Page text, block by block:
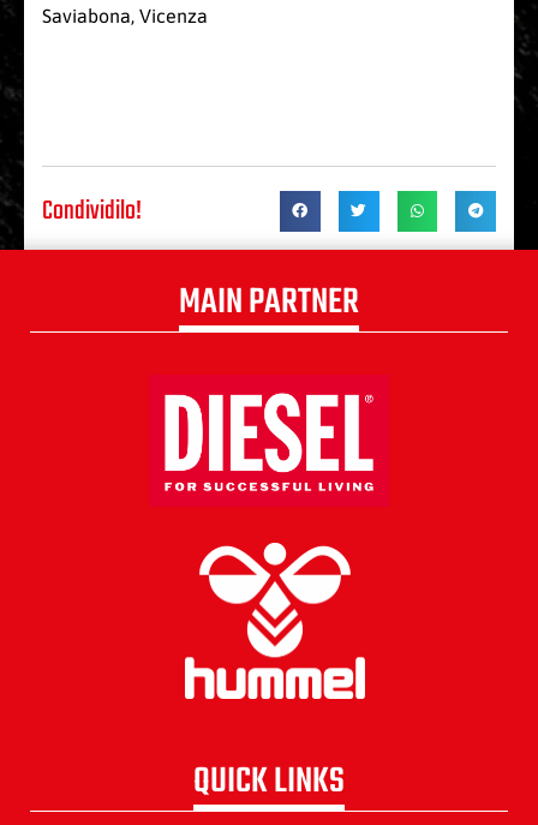
Saviabona, Vicenza
Condividilo!
MAIN PARTNER
QUICK LINKS